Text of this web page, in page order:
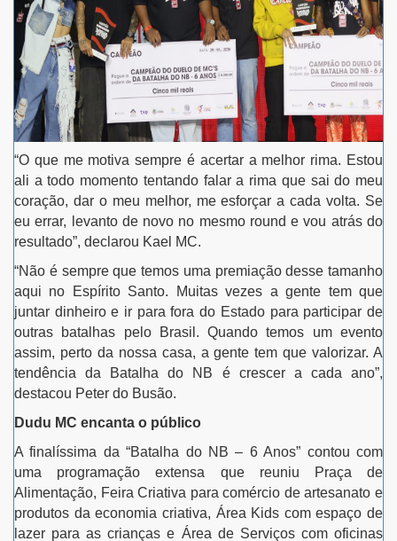
“O que me motiva sempre é acertar a melhor rima. Estou
ali a todo momento tentando falar a rima que sai do meu
coração, dar o meu melhor, me esforçar a cada volta. Se
eu errar, levanto de novo no mesmo round e vou atrás do
resultado”, declarou Kael MC.
“Não é sempre que temos uma premiação desse tamanho
aqui no Espírito Santo. Muitas vezes a gente tem que
juntar dinheiro e ir para fora do Estado para participar de
outras batalhas pelo Brasil. Quando temos um evento
assim, perto da nossa casa, a gente tem que valorizar. A
tendência da Batalha do NB é crescer a cada ano”,
destacou Peter do Busão.
Dudu MC encanta o público
A finalíssima da “Batalha do NB – 6 Anos” contou com
uma programação extensa que reuniu Praça de
Alimentação, Feira Criativa para comércio de artesanato e
produtos da economia criativa, Área Kids com espaço de
lazer para as crianças e Área de Serviços com oficinas